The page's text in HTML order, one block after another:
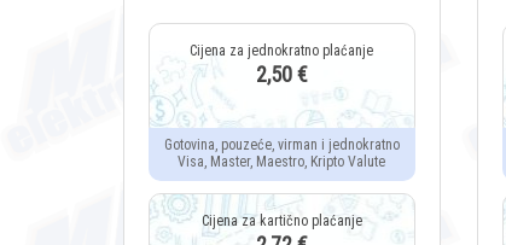
2,50 €
Gotovina, pouzeće, virman i jednokratno
Visa, Master, Maestro, Kripto Valute